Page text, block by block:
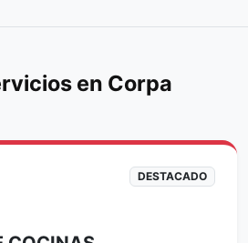
en Corpa
DESTACADO